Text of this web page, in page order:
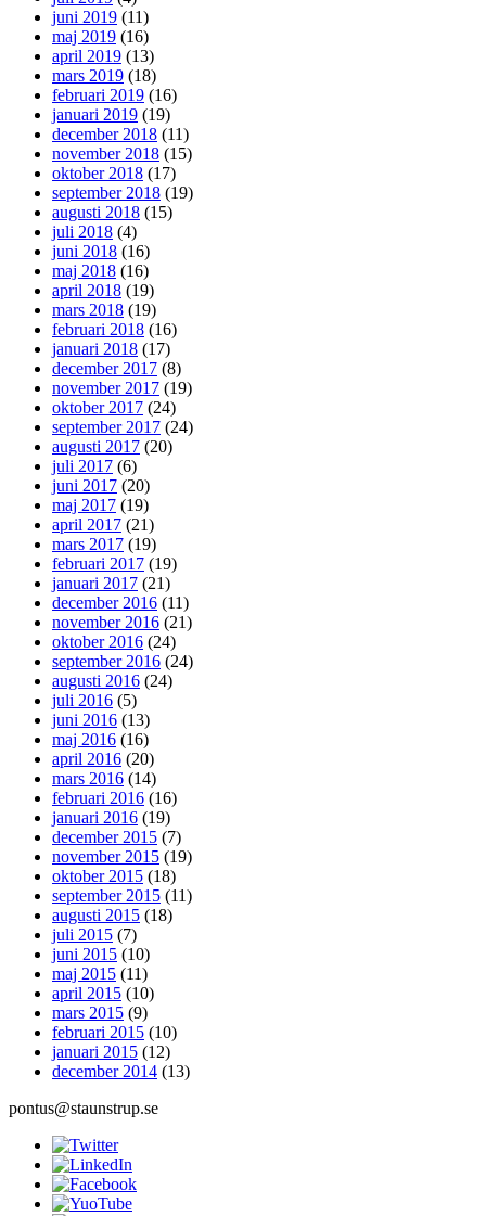
juni 2019 (11)
maj 2019 (16)
april 2019 (13)
mars 2019 (18)
februari 2019 (16)
januari 2019 (19)
december 2018 (11)
november 2018 (15)
oktober 2018 (17)
september 2018 (19)
augusti 2018 (15)
juli 2018 (4)
juni 2018 (16)
maj 2018 (16)
april 2018 (19)
mars 2018 (19)
februari 2018 (16)
januari 2018 (17)
december 2017 (8)
november 2017 (19)
oktober 2017 (24)
september 2017 (24)
augusti 2017 (20)
juli 2017 (6)
juni 2017 (20)
maj 2017 (19)
april 2017 (21)
mars 2017 (19)
februari 2017 (19)
januari 2017 (21)
december 2016 (11)
november 2016 (21)
oktober 2016 (24)
september 2016 (24)
augusti 2016 (24)
juli 2016 (5)
juni 2016 (13)
maj 2016 (16)
april 2016 (20)
mars 2016 (14)
februari 2016 (16)
januari 2016 (19)
december 2015 (7)
november 2015 (19)
oktober 2015 (18)
september 2015 (11)
augusti 2015 (18)
juli 2015 (7)
juni 2015 (10)
maj 2015 (11)
april 2015 (10)
mars 2015 (9)
februari 2015 (10)
januari 2015 (12)
december 2014 (13)
pontus@staunstrup.se